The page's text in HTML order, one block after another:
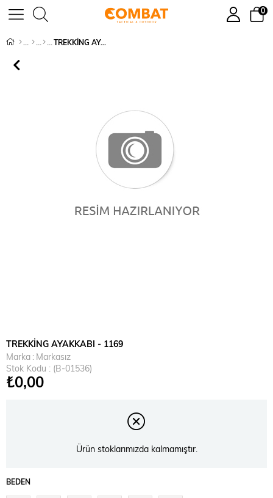
0
TREKKİNG AYAKKABI - 1169
TREKKİNG AYAKKABI - 1169
Marka : Markasız
Stok Kodu
(B-01536)
₺0,00
Ürün stoklarımızda kalmamıştır.
BEDEN